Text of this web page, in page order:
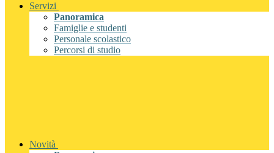
Servizi
Panoramica
Famiglie e studenti
Personale scolastico
Percorsi di studio
Novità